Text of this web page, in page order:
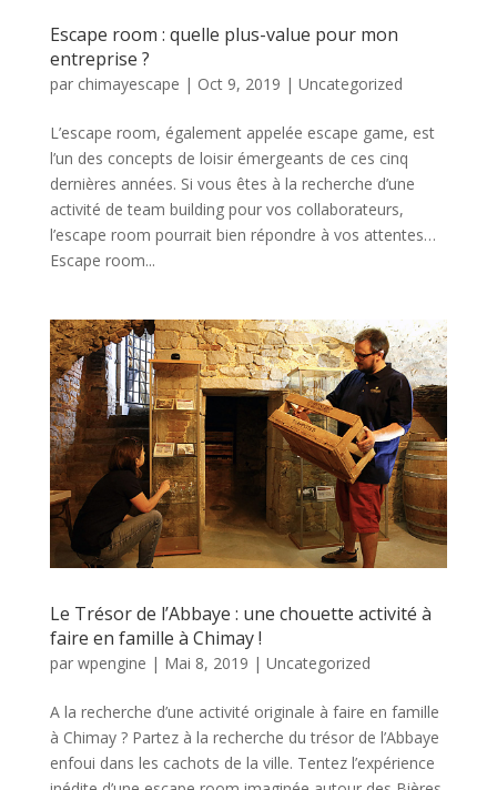
Escape room : quelle plus-value pour mon
entreprise ?
par chimayescape | Oct 9, 2019 | Uncategorized
L’escape room, également appelée escape game, est
l’un des concepts de loisir émergeants de ces cinq
dernières années. Si vous êtes à la recherche d’une
activité de team building pour vos collaborateurs,
l’escape room pourrait bien répondre à vos attentes…
Escape room...
Le Trésor de l’Abbaye : une chouette activité à
faire en famille à Chimay !
par wpengine | Mai 8, 2019 | Uncategorized
A la recherche d’une activité originale à faire en famille
à Chimay ? Partez à la recherche du trésor de l’Abbaye
enfoui dans les cachots de la ville. Tentez l’expérience